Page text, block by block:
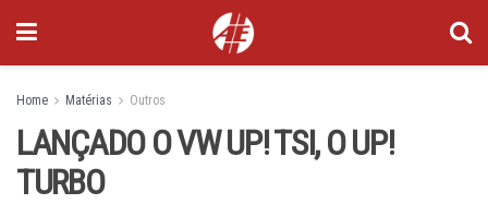
Home Matérias Outros
LANÇADO O VW UP! TSI, O UP!
TURBO